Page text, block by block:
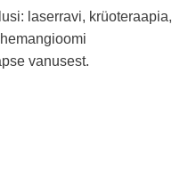
laserravi, krüoteraapia,
vanusest.